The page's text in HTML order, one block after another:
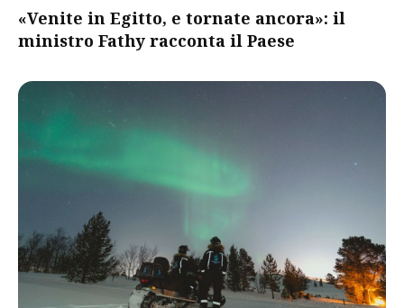
«Venite in Egitto, e tornate ancora»: il
ministro Fathy racconta il Paese